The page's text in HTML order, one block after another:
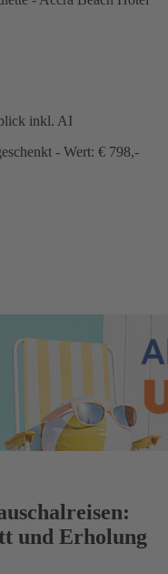
inkl. AI
- Wert: € 798,-
und Erholung